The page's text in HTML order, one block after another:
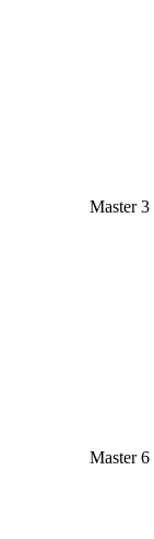
Master 3
Master 6